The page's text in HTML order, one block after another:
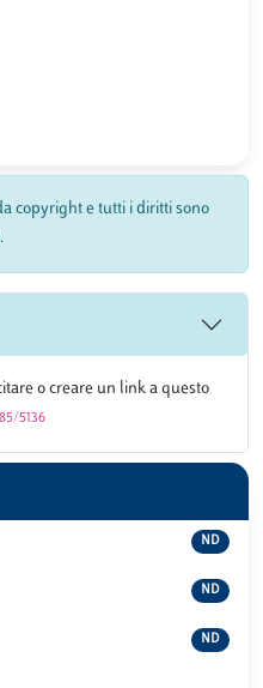
copyright e tutti i diritti sono
o creare un link a questo
5136
ND
ND
ND